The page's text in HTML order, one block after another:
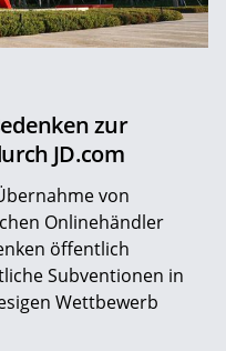
zur
JD.com
von
Onlinehändler
öffentlich
Subventionen in
Wettbewerb